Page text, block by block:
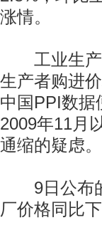
涨情。
工业生产
生产者购进
中国PPI数据
2009年11月
通缩的疑虑。
9日公布的
厂价格同比